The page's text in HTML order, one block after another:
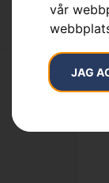
vår
JAG